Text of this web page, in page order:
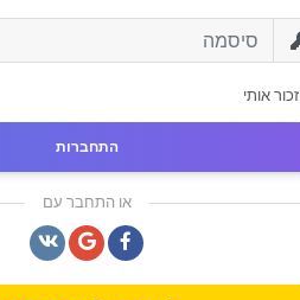
זכור אותי
התחברות
או התחבר עם